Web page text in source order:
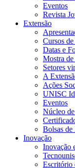
Eventos
Revista
Extensão
Cursos
Datas e
Mostra
Setores
A
Ações
UNISC
Eventos
Núcleo
Bolsas de
Inovação
Inovação
Escritório